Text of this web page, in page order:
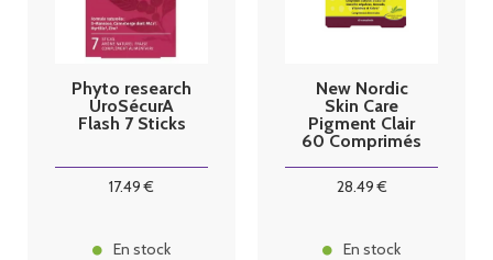
Phyto research
UroSécurA
Flash 7 Sticks
17.49 €
En stock
New Nordic
Skin Care
Pigment Clair
60 Comprimés
28.49€
En stock